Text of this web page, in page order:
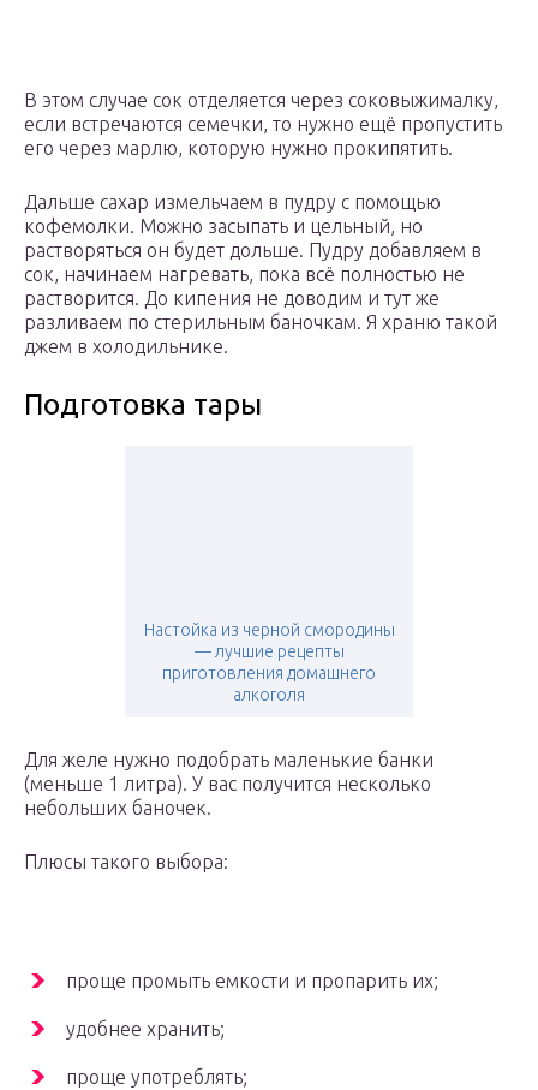
В этом случае сок отделяется через соковыжималку,
если встречаются семечки, то нужно ещё пропустить
его через марлю, которую нужно прокипятить.
Дальше сахар измельчаем в пудру с помощью
кофемолки. Можно засыпать и цельный, но
растворяться он будет дольше. Пудру добавляем в
сок, начинаем нагревать, пока всё полностью не
растворится. До кипения не доводим и тут же
разливаем по стерильным баночкам. Я храню такой
джем в холодильнике.
Подготовка тары
Настойка из черной смородины
— лучшие рецепты
приготовления домашнего
алкоголя
Для желе нужно подобрать маленькие банки
(меньше 1 литра). У вас получится несколько
небольших баночек.
Плюсы такого выбора:
проще промыть емкости и пропарить их;
удобнее хранить;
проще употреблять;